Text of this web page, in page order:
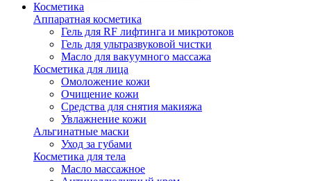
Косметика
Аппаратная косметика
Гель для RF лифтинга и микротоков
Гель для ультразвуковой чистки
Масло для вакуумного массажа
Косметика для лица
Омоложение кожи
Очищение кожи
Средства для снятия макияжа
Увлажнение кожи
Альгинатные маски
Уход за губами
Косметика для тела
Масло массажное